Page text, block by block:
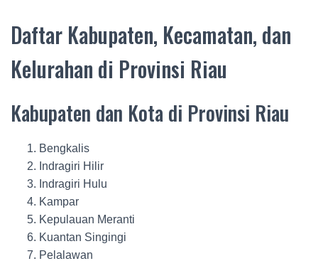
Daftar Kabupaten, Kecamatan, dan
Kelurahan di Provinsi Riau
Kabupaten dan Kota di Provinsi Riau
Bengkalis
Indragiri Hilir
Indragiri Hulu
Kampar
Kepulauan Meranti
Kuantan Singingi
Pelalawan